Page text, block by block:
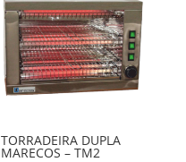
TORRADEIRA DUPLA
MARECOS – TM2